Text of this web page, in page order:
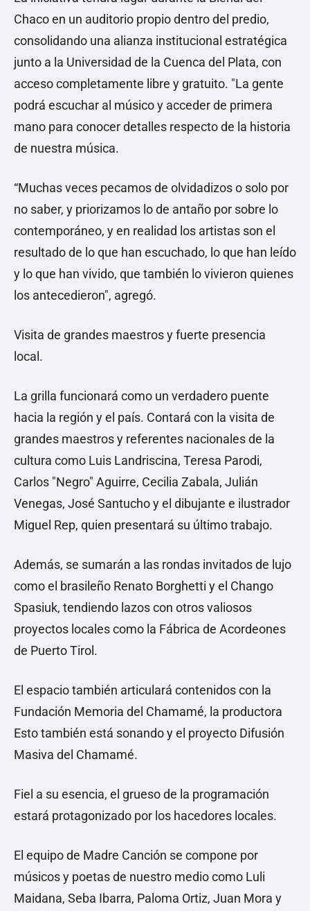
Chaco en un auditorio propio dentro del predio,
consolidando una alianza institucional estratégica
junto a la Universidad de la Cuenca del Plata, con
acceso completamente libre y gratuito. "La gente
podrá escuchar al músico y acceder de primera
mano para conocer detalles respecto de la historia
de nuestra música.
“Muchas veces pecamos de olvidadizos o solo por
no saber, y priorizamos lo de antaño por sobre lo
contemporáneo, y en realidad los artistas son el
resultado de lo que han escuchado, lo que han leído
y lo que han vivido, que también lo vivieron quienes
los antecedieron", agregó.
Visita de grandes maestros y fuerte presencia
local.
La grilla funcionará como un verdadero puente
hacia la región y el país. Contará con la visita de
grandes maestros y referentes nacionales de la
cultura como Luis Landriscina, Teresa Parodi,
Carlos "Negro" Aguirre, Cecilia Zabala, Julián
Venegas, José Santucho y el dibujante e ilustrador
Miguel Rep, quien presentará su último trabajo.
Además, se sumarán a las rondas invitados de lujo
como el brasileño Renato Borghetti y el Chango
Spasiuk, tendiendo lazos con otros valiosos
proyectos locales como la Fábrica de Acordeones
de Puerto Tirol.
El espacio también articulará contenidos con la
Fundación Memoria del Chamamé, la productora
Esto también está sonando y el proyecto Difusión
Masiva del Chamamé.
Fiel a su esencia, el grueso de la programación
estará protagonizado por los hacedores locales.
El equipo de Madre Canción se compone por
músicos y poetas de nuestro medio como Luli
Maidana, Seba Ibarra, Paloma Ortiz, Juan Mora y